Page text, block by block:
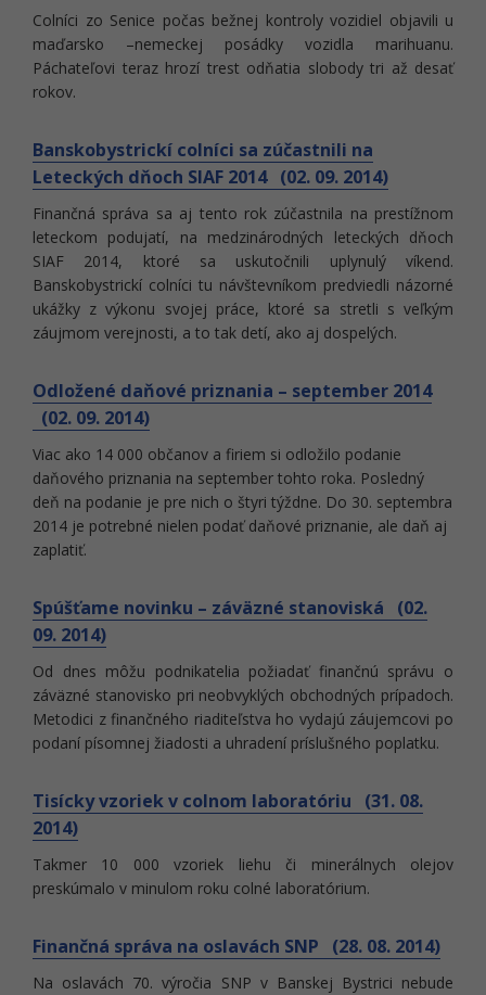
Colníci zo Senice počas bežnej kontroly vozidiel objavili u
maďarsko –nemeckej posádky vozidla marihuanu.
Páchateľovi teraz hrozí trest odňatia slobody tri až desať
rokov.
Banskobystrickí colníci sa zúčastnili na
Leteckých dňoch SIAF 2014 (02. 09. 2014)
Finančná správa sa aj tento rok zúčastnila na prestížnom
leteckom podujatí, na medzinárodných leteckých dňoch
SIAF 2014, ktoré sa uskutočnili uplynulý víkend.
Banskobystrickí colníci tu návštevníkom predviedli názorné
ukážky z výkonu svojej práce, ktoré sa stretli s veľkým
záujmom verejnosti, a to tak detí, ako aj dospelých.
Odložené daňové priznania – september 2014
(02. 09. 2014)
Viac ako 14 000 občanov a firiem si odložilo podanie
daňového priznania na september tohto roka. Posledný
deň na podanie je pre nich o štyri týždne. Do 30. septembra
2014 je potrebné nielen podať daňové priznanie, ale daň aj
zaplatiť.
Spúšťame novinku – záväzné stanoviská (02.
09. 2014)
Od dnes môžu podnikatelia požiadať finančnú správu o
záväzné stanovisko pri neobvyklých obchodných prípadoch.
Metodici z finančného riaditeľstva ho vydajú záujemcovi po
podaní písomnej žiadosti a uhradení príslušného poplatku.
Tisícky vzoriek v colnom laboratóriu (31. 08.
2014)
Takmer 10 000 vzoriek liehu či minerálnych olejov
preskúmalo v minulom roku colné laboratórium.
Finančná správa na oslavách SNP (28. 08. 2014)
Na oslavách 70. výročia SNP v Banskej Bystrici nebude